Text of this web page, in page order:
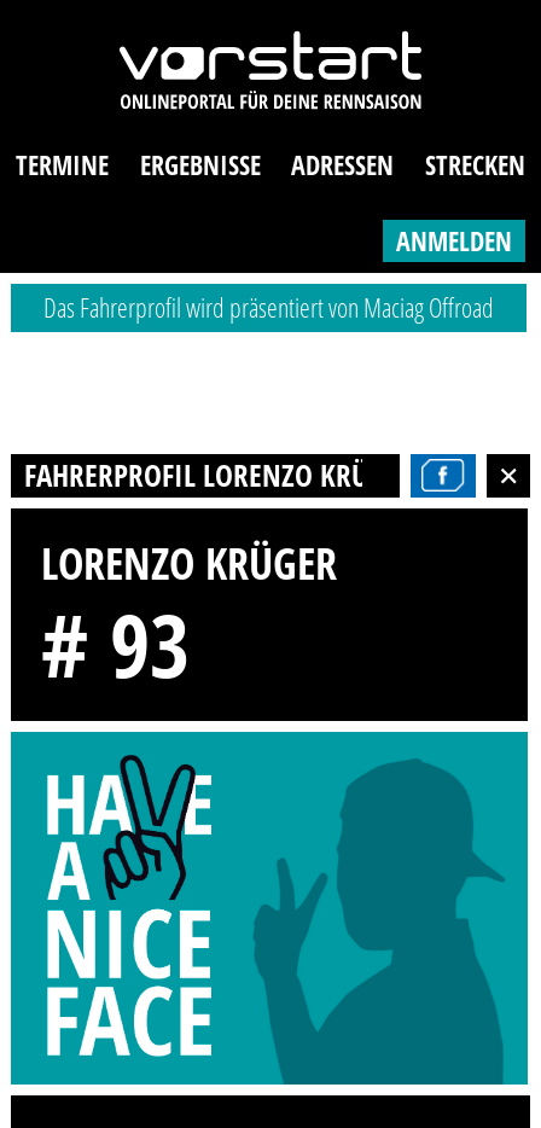
TERMINE ERGEBNISSE ADRESSEN STRECKEN
ANMELDEN
Das Fahrerprofil wird präsentiert von Maciag Offroad
FAHRERPROFIL LORENZO KRÜGER
LORENZO KRÜGER
# 93